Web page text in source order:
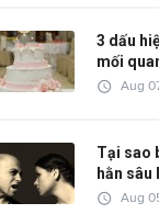
3 dấu
mối
access_time Aug
Tại sao
hằn sâu
access_time Aug